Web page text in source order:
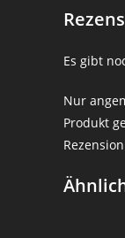
Es gibt
Nur
Produkt